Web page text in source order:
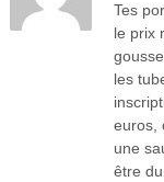
Tes
le prix
les
euros,
une
être du